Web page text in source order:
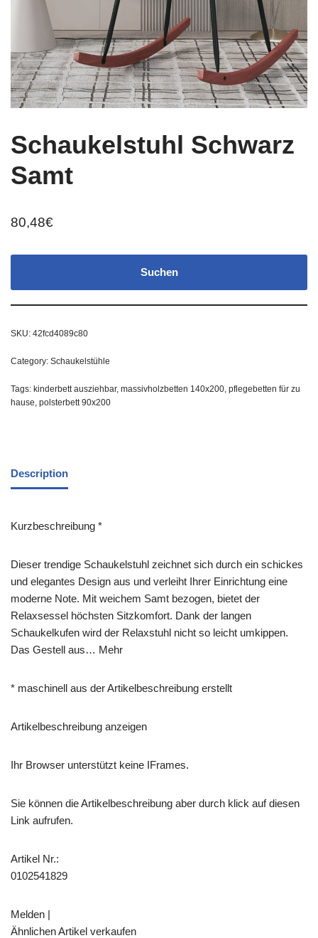
Schaukelstuhl Schwarz
Samt
80,48€
Suchen
SKU: 42fcd4089c80
Category: Schaukelstühle
Tags: kinderbett ausziehbar, massivholzbetten 140x200, pflegebetten für zu
hause, polsterbett 90x200
Description
Kurzbeschreibung *
Dieser trendige Schaukelstuhl zeichnet sich durch ein schickes
und elegantes Design aus und verleiht Ihrer Einrichtung eine
moderne Note. Mit weichem Samt bezogen, bietet der
Relaxsessel höchsten Sitzkomfort. Dank der langen
Schaukelkufen wird der Relaxstuhl nicht so leicht umkippen.
Das Gestell aus… Mehr
* maschinell aus der Artikelbeschreibung erstellt
Artikelbeschreibung anzeigen
Ihr Browser unterstützt keine IFrames.
Sie können die Artikelbeschreibung aber durch klick auf diesen
Link aufrufen.
Artikel Nr.:
0102541829
Melden |
Ähnlichen Artikel verkaufen